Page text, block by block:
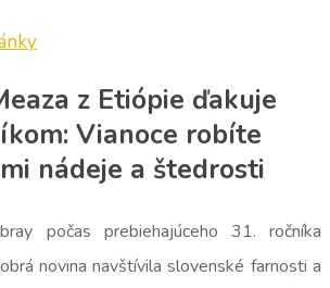
z Etiópie ďakuje
Vianoce robíte
nádeje a štedrosti
počas prebiehajúceho 31. ročníka
novina navštívila slovenské farnosti a